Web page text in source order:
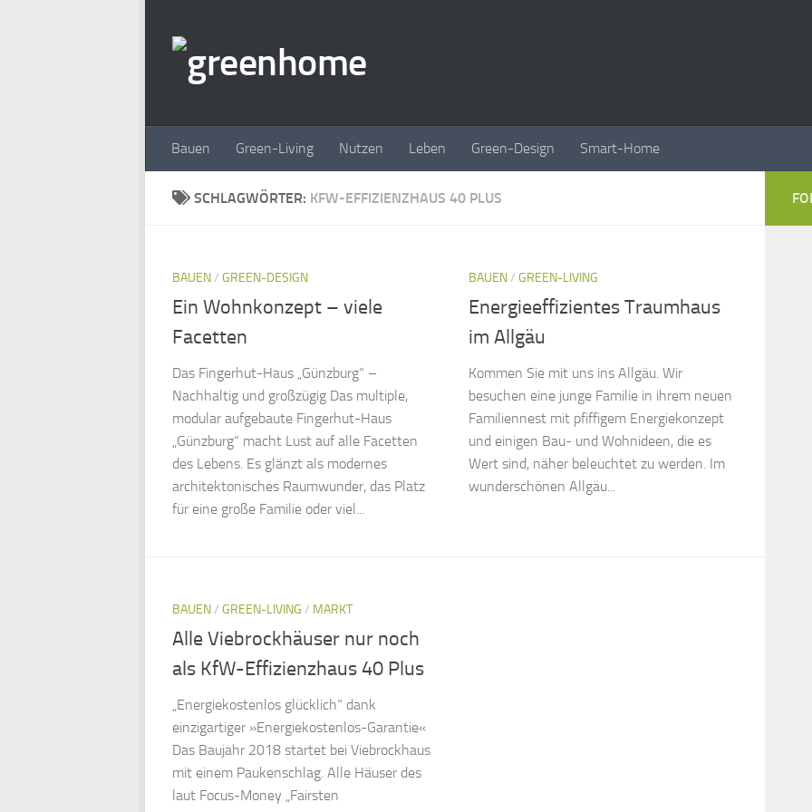
Bauen Green-Living Nutzen Leben Green-Design Smart-Home
SCHLAGWÖRTER: KFW-EFFIZIENZHAUS 40 PLUS
BAUEN/ GREEN-DESIGN
Ein Wohnkonzept – viele
Facetten
Das Fingerhut-Haus „Günzburg“ –
Nachhaltig und großzügig Das multiple,
modular aufgebaute Fingerhut-Haus
„Günzburg“ macht Lust auf alle Facetten
des Lebens. Es glänzt als modernes
architektonisches Raumwunder, das Platz
für eine große Familie oder viel...
BAUEN/ GREEN-LIVING
Energieeffizientes Traumhaus
im Allgäu
Kommen Sie mit uns ins Allgäu. Wir
besuchen eine junge Familie in ihrem neuen
Familiennest mit pfiffigem Energiekonzept
und einigen Bau- und Wohnideen, die es
Wert sind, näher beleuchtet zu werden. Im
wunderschönen Allgäu...
BAUEN/ GREEN-LIVING / MARKT
Alle Viebrockhäuser nur noch
als KfW-Effizienzhaus 40 Plus
„Energiekostenlos glücklich“ dank
einzigartiger »Energiekostenlos-Garantie«
Das Baujahr 2018 startet bei Viebrockhaus
mit einem Paukenschlag. Alle Häuser des
laut Focus-Money „Fairsten